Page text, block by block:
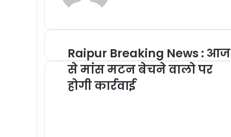
Raipur Breaking News : आज
से मांस मटन बेचने वालो पर
होगी कार्रवाई